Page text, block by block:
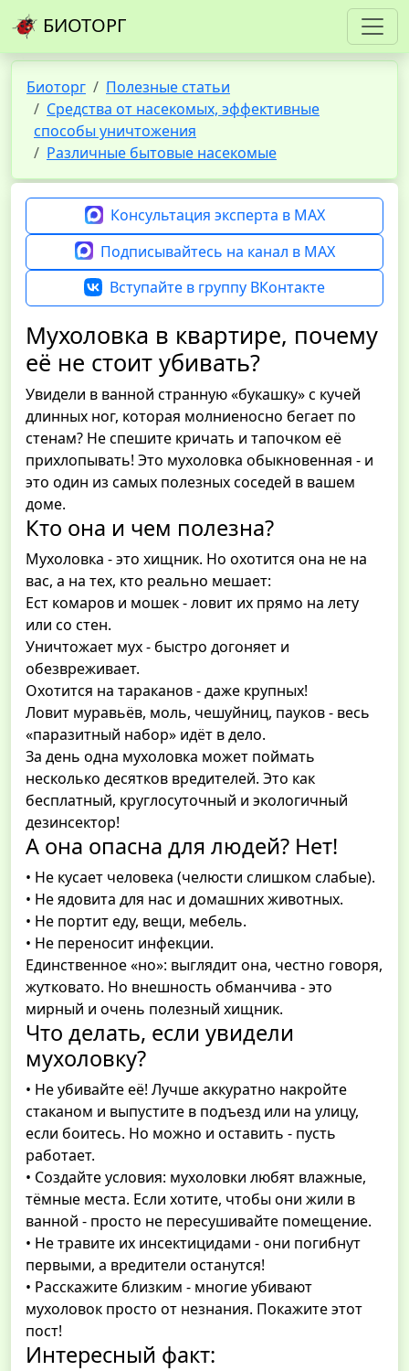
БИОТОРГ
Биоторг
Полезные статьи
Средства от насекомых, эффективные
способы уничтожения
Различные бытовые насекомые
Консультация эксперта в MAX
Подписывайтесь на канал в MAX
Вступайте в группу ВКонтакте
Мухоловка в квартире, почему
её не стоит убивать?
Увидели в ванной странную «букашку» с кучей
длинных ног, которая молниеносно бегает по
стенам? Не спешите кричать и тапочком её
прихлопывать! Это мухоловка обыкновенная - и
это один из самых полезных соседей в вашем
доме.
Кто она и чем полезна?
Мухоловка - это хищник. Но охотится она не на
вас, а на тех, кто реально мешает:
Ест комаров и мошек - ловит их прямо на лету
или со стен.
Уничтожает мух - быстро догоняет и
обезвреживает.
Охотится на тараканов - даже крупных!
Ловит муравьёв, моль, чешуйниц, пауков - весь
«паразитный набор» идёт в дело.
За день одна мухоловка может поймать
несколько десятков вредителей. Это как
бесплатный, круглосуточный и экологичный
дезинсектор!
А она опасна для людей? Нет!
• Не кусает человека (челюсти слишком слабые).
• Не ядовита для нас и домашних животных.
• Не портит еду, вещи, мебель.
• Не переносит инфекции.
Единственное «но»: выглядит она, честно говоря,
жутковато. Но внешность обманчива - это
мирный и очень полезный хищник.
Что делать, если увидели
мухоловку?
• Не убивайте её! Лучше аккуратно накройте
стаканом и выпустите в подъезд или на улицу,
если боитесь. Но можно и оставить - пусть
работает.
• Создайте условия: мухоловки любят влажные,
тёмные места. Если хотите, чтобы они жили в
ванной - просто не пересушивайте помещение.
• Не травите их инсектицидами - они погибнут
первыми, а вредители останутся!
• Расскажите близким - многие убивают
мухоловок просто от незнания. Покажите этот
пост!
Интересный факт: